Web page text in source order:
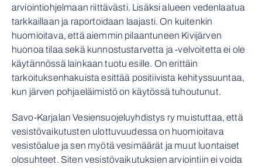
arviointiohjelmaan riittävästi. Lisäksi alueen vedenlaatua
tarkkaillaan ja raportoidaan laajasti. On kuitenkin
huomioitava, että aiemmin pilaantuneen Kivijärven
huonoa tilaa sekä kunnostustarvetta ja -velvoitetta ei ole
käytännössä lainkaan tuotu esille. On erittäin
tarkoituksenhakuista esittää positiivista kehityssuuntaa,
kun järven pohjaeläimistö on käytössä tuhoutunut.
Savo-Karjalan Vesiensuojeluyhdistys ry muistuttaa, että
vesistövaikutusten ulottuvuudessa on huomioitava
vesistöalue ja sen myötä vesimäärät ja muut luontaiset
olosuhteet. Siten vesistövaikutuksien arviointiin ei voida